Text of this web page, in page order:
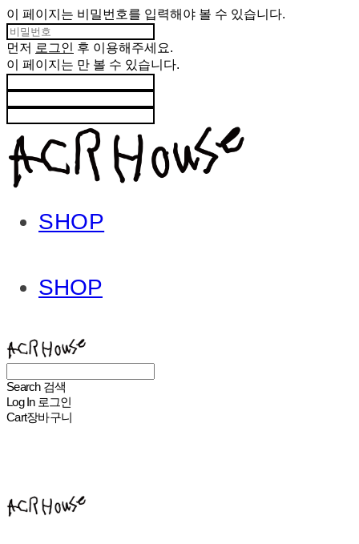
이 페이지는 비밀번호를 입력해야 볼 수 있습니다.
먼저 로그인 후 이용해주세요.
이 페이지는 만 볼 수 있습니다.
SHOP
SHOP
Search 검색
Log In 로그인
Cart장바구니